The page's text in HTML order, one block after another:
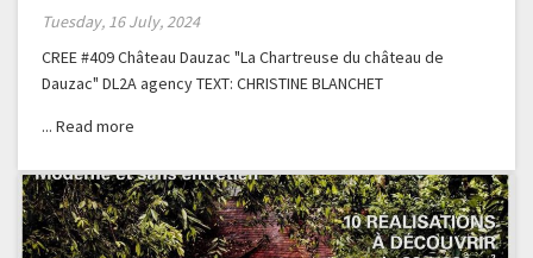
Tuesday, 16 July, 2024
CREE #409 Château Dauzac "La Chartreuse du château de
Dauzac" DL2A agency TEXT: CHRISTINE BLANCHET